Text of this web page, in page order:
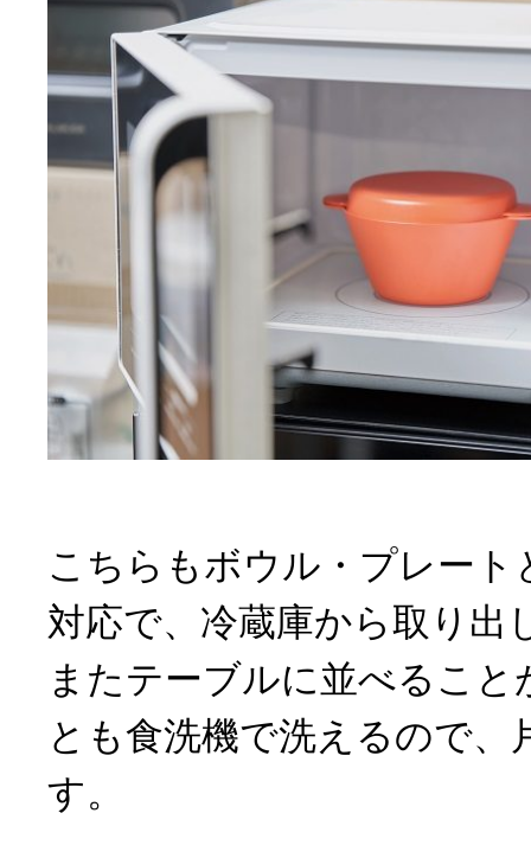
こちらもボウル・プレート
対応で、冷蔵庫から取り出
またテーブルに並べるこ
とも食洗機で洗えるので、
す。